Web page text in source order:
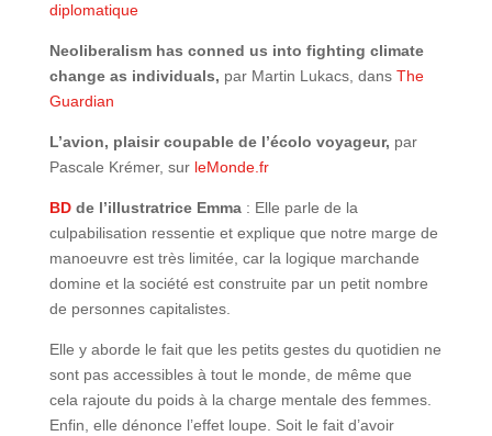
diplomatique
Neoliberalism has conned us into fighting climate
change as individuals, par Martin Lukacs, dans The
Guardian
L’avion, plaisir coupable de l’écolo voyageur, par
Pascale Krémer, sur leMonde.fr
BD de l’illustratrice Emma: Elle parle de la
culpabilisation ressentie et explique que notre marge de
manoeuvre est très limitée, car la logique marchande
domine et la société est construite par un petit nombre
de personnes capitalistes.
Elle y aborde le fait que les petits gestes du quotidien ne
sont pas accessibles à tout le monde, de même que
cela rajoute du poids à la charge mentale des femmes.
Enfin, elle dénonce l’effet loupe. Soit le fait d’avoir